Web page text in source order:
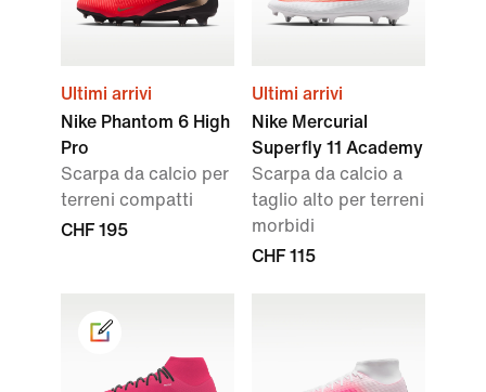
Ultimi arrivi
Nike Phantom 6 High
Pro
Scarpa da calcio per
terreni compatti
CHF 195
Ultimi arrivi
Nike Mercurial
Superfly 11 Academy
Scarpa da calcio a
taglio alto per terreni
morbidi
CHF 115